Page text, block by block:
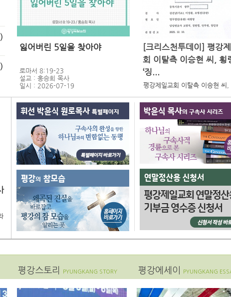
이미지 없음
잃어버린 5일을 찾아야
로마서 8:19-23
설교 : 홍승희 목사
일시 : 2026-07-19
[크리스천투데이] 평강
회 이탈측 이승현 씨, 횡
‘징...
평강제일교회 이탈측 이승현 씨,
평강스토리 PYUNGKANG STORY 평강에세이 PYUNGKANG